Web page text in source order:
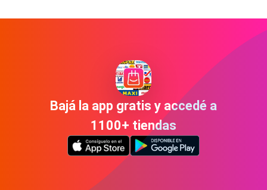
Bajá la app gratis y accedé a
1100+ tiendas